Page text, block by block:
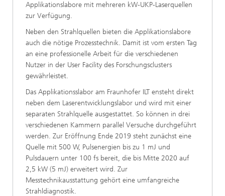
Applikationslabore mit mehreren kW-UKP-Laserquellen
zur Verfügung.
Neben den Strahlquellen bieten die Applikationslabore
auch die nötige Prozesstechnik. Damit ist vom ersten Tag
an eine professionelle Arbeit für die verschiedenen
Nutzer in der User Facility des Forschungsclusters
gewährleistet.
Das Applikationsslabor am Fraunhofer ILT ensteht direkt
neben dem Laserentwicklungslabor und wird mit einer
separaten Strahlquelle ausgestattet. So können in drei
verschiedenen Kammern parallel Versuche durchgeführt
werden. Zur Eröffnung Ende 2019 steht zunächst eine
Quelle mit 500 W, Pulsenergien bis zu 1 mJ und
Pulsdauern unter 100 fs bereit, die bis Mitte 2020 auf
2,5 kW (5 mJ) erweitert wird. Zur
Messtechnikausstattung gehört eine umfangreiche
Strahldiagnostik.